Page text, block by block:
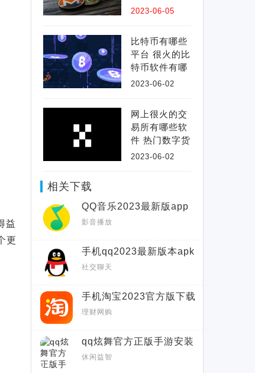
益
更
端 门罗币官方
2023-06-05
比特币有哪些
平台 很火的比
特币软件有哪
些 热门比特币
2023-06-02
网上很火的交
易所有哪些软
件 热门数字货
币交易软件哪
2023-06-02
相关下载
QQ音乐2023最新版app
影音播放
手机qq2023最新版本apk
安装包
社交聊天
手机淘宝2023官方版下载
理财网购
qq炫舞官方正版手游安装
包
休闲益智